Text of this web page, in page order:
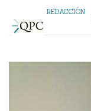
REDACCIÓN